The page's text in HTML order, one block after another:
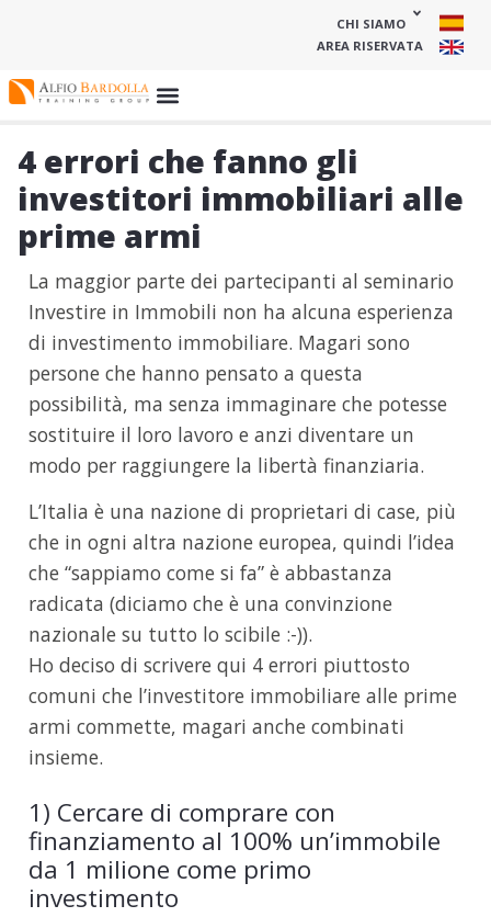
CHI SIAMO
AREA RISERVATA
4 errori che fanno gli
investitori immobiliari alle
prime armi
La maggior parte dei partecipanti al seminario
Investire in Immobili non ha alcuna esperienza
di investimento immobiliare. Magari sono
persone che hanno pensato a questa
possibilità, ma senza immaginare che potesse
sostituire il loro lavoro e anzi diventare un
modo per raggiungere la libertà finanziaria.
L’Italia è una nazione di proprietari di case, più
che in ogni altra nazione europea, quindi l’idea
che “sappiamo come si fa” è abbastanza
radicata (diciamo che è una convinzione
nazionale su tutto lo scibile :-)).
Ho deciso di scrivere qui 4 errori piuttosto
comuni che l’investitore immobiliare alle prime
armi commette, magari anche combinati
insieme.
1) Cercare di comprare con
finanziamento al 100% un’immobile
da 1 milione come primo
investimento